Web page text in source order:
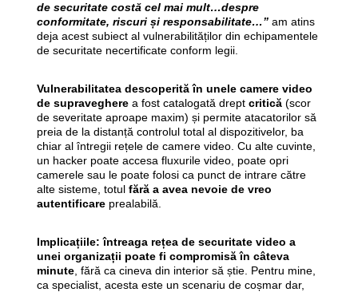
de securitate costă cel mai mult…despre
conformitate, riscuri și responsabilitate…”am atins
deja acest subiect al vulnerabilităților din echipamentele
de securitate necertificate conform legii.
Vulnerabilitatea descoperită în unele camere video
de supraveghere a fost catalogată drept critică(scor
de severitate aproape maxim) și permite atacatorilor să
preia de la distanță controlul total al dispozitivelor, ba
chiar al întregii rețele de camere video. Cu alte cuvinte,
un hacker poate accesa fluxurile video, poate opri
camerele sau le poate folosi ca punct de intrare către
alte sisteme, totul fără a avea nevoie de vreo
autentificareprealabilă.
Implicațiile: întreaga rețea de securitate video a
unei organizații poate fi compromisă în câteva
minute, fără ca cineva din interior să știe. Pentru mine,
ca specialist, acesta este un scenariu de coșmar dar,